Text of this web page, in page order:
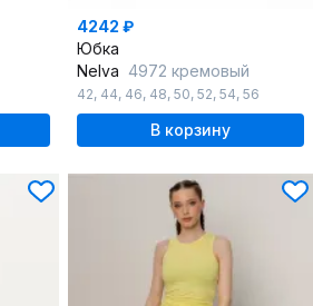
4242 ₽
Юбка
Nelva 4972 кремовый
42, 44, 46, 48, 50, 52, 54, 56
В корзину